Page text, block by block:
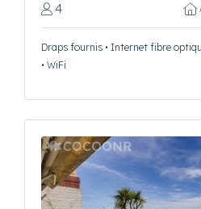
4
Draps fournis • Internet fibre
• WiFi